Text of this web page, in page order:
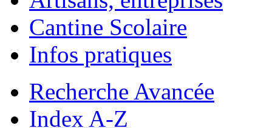
Cantine Scolaire
Infos pratiques
Recherche Avancée
Index A-Z